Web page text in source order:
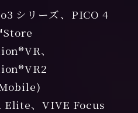
シリーズ、PICO 4
、
Elite、VIVE Focus